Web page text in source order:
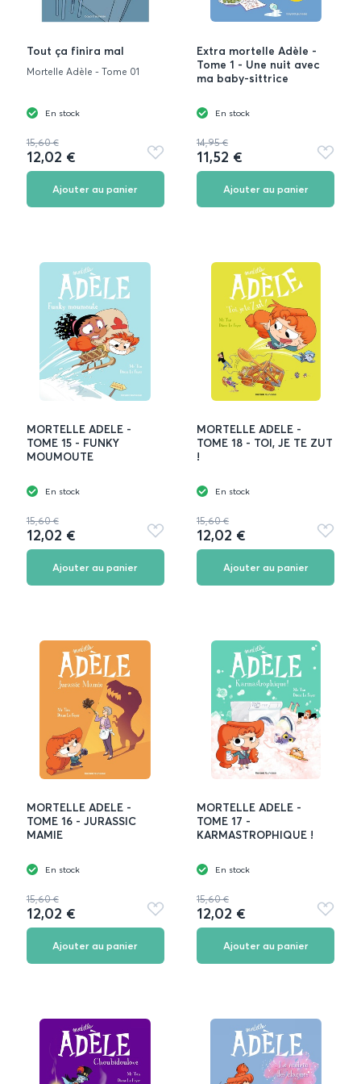
Tout ça finira mal
Mortelle Adèle - Tome 01
En stock
15,60 €
12,02 €
Ajouter
aux
Ajouter au panier
Extra mortelle Adèle -
Tome 1 - Une nuit avec
ma baby-sittrice
En stock
14,95 €
11,52 €
Ajouter
aux
Ajouter au panier
MORTELLE ADELE -
TOME 15 - FUNKY
MOUMOUTE
En stock
15,60 €
12,02 €
Ajouter
aux
Ajouter au panier
MORTELLE ADELE -
TOME 18 - TOI, JE TE ZUT
!
En stock
15,60 €
12,02 €
Ajouter
aux
Ajouter au panier
MORTELLE ADELE -
TOME 16 - JURASSIC
MAMIE
En stock
15,60 €
12,02 €
Ajouter
aux
Ajouter au panier
MORTELLE ADELE -
TOME 17 -
KARMASTROPHIQUE !
En stock
15,60 €
12,02 €
Ajouter
aux
Ajouter au panier